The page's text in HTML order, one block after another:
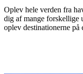
Oplev hele verden fra
dig af mange forskellige
oplev destinationerne på